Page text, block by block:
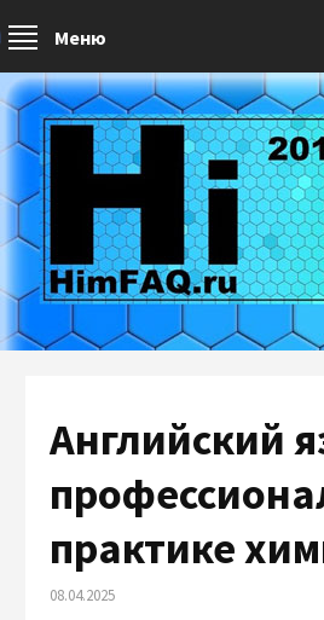
Меню
Английский
практике
08.04.2025